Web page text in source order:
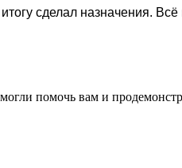
сделал назначения.
помочь вам и